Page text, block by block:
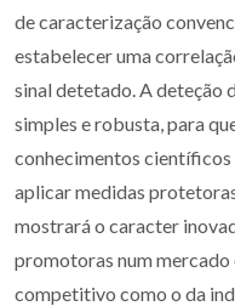
de caracterização
estabelecer uma
sinal detetado. A deteção
simples e robusta, para
conhecimentos científicos
aplicar medidas
mostrará o caracter
promotoras num
competitivo como o da